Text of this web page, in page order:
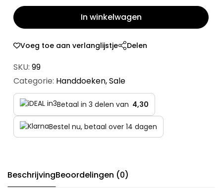
In winkelwagen
Voeg toe aan verlanglijstje Delen
SKU: 99
Categorie: Handdoeken,Sale
Betaal in 3 delen van 4,30
Bestel nu, betaal over 14 dagen
BeschrijvingBeoordelingen (0)